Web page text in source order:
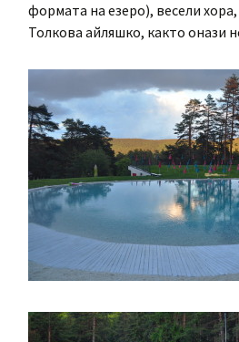
формата на езеро), весели
Толкова айляшко, както онази